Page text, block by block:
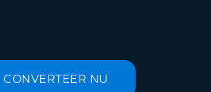
CONVERTEER NU